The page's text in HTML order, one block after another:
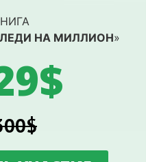
ЛЕДИ НА МИЛЛИОН»